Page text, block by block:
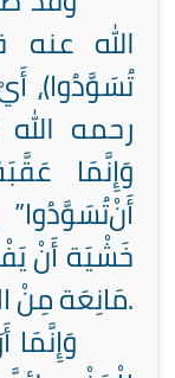
الله
تُسَوَّدُوا)،
رحمه
وَإِنَّمَا
أَنْ
خَشْيَة أَنْ
مَانِعَة مِنْ التَّفَقُّه.